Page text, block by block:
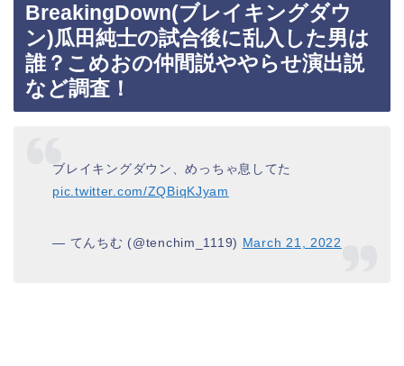
BreakingDown(ブレイキングダウ
ン)瓜田純士の試合後に乱入した男は
誰？こめおの仲間説ややらせ演出説
など調査！
ブレイキングダウン、めっちゃ息してた
pic.twitter.com/ZQBiqKJyam
— てんちむ (@tenchim_1119) March 21, 2022